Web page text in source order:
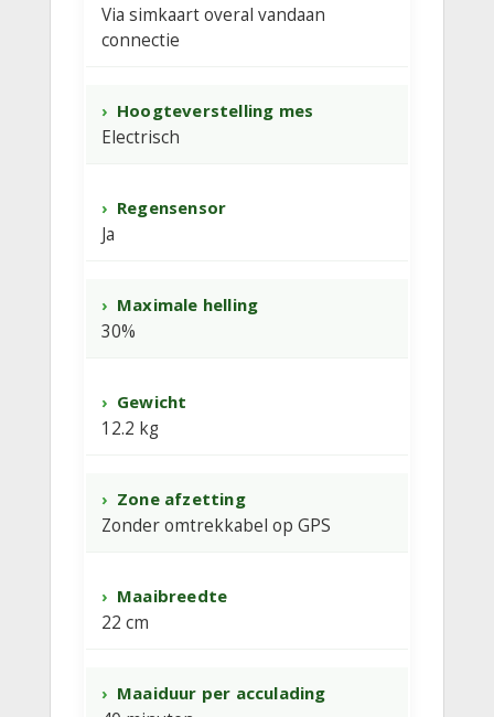
Via simkaart overal vandaan
connectie
Hoogteverstelling mes
Electrisch
Regensensor
Ja
Maximale helling
30%
Gewicht
12.2 kg
Zone afzetting
Zonder omtrekkabel op GPS
Maaibreedte
22 cm
Maaiduur per acculading